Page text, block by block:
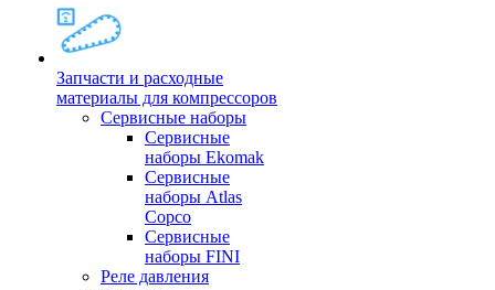
Запчасти и расходные
материалы для компрессоров
Cервисные наборы
Сервисные
наборы Ekomak
Cервисные
наборы Atlas
Copco
Сервисные
наборы FINI
Реле давления